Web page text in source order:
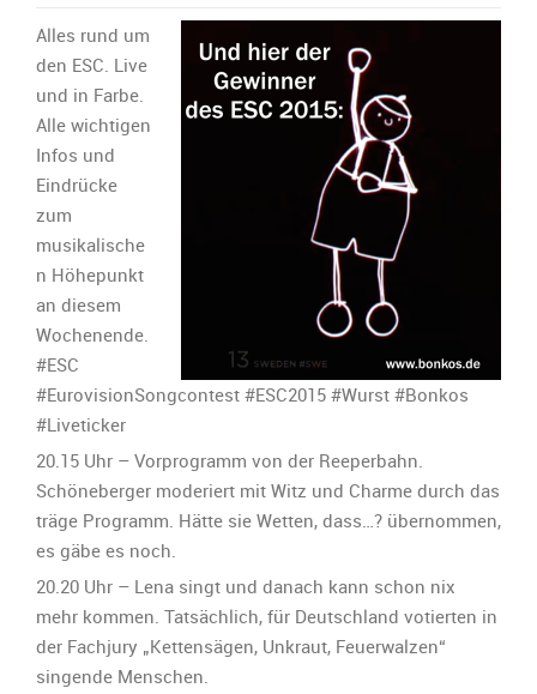
2015:
Alles rund um
den ESC. Live
und in Farbe.
Alle wichtigen
Infos und
Eindrücke
zum
musikalische
n Höhepunkt
an diesem
Wochenende.
‪#‎ESC‬
‪#‎EurovisionSongcontest‬ ‪#‎ESC2015‬ ‪#‎Wurst‬ ‪#‎Bonkos‬
‪#‎Liveticker
20.15 Uhr – Vorprogramm von der Reeperbahn.
Schöneberger moderiert mit Witz und Charme durch das
träge Programm. Hätte sie Wetten, dass…? übernommen,
es gäbe es noch.
20.20 Uhr – Lena singt und danach kann schon nix
mehr kommen. Tatsächlich, für Deutschland votierten in
der Fachjury „Kettensägen, Unkraut, Feuerwalzen“
singende Menschen.